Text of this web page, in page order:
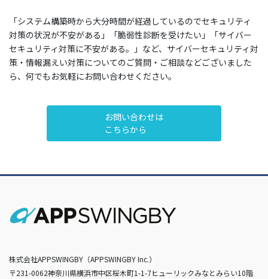
「システム構築時から大分時間が経過しているのでセキュリティ
対策の状況が不安がある」「脆弱性診断を受けたい」「サイバー
セキュリティ対策に不安がある。」など、サイバーセキュリティ対
策・情報漏えい対策についてのご質問・ご相談などございました
ら、何でもお気軽にお問い合わせください。
お問い合わせは
こちらから
株式会社APPSWINGBY（APPSWINGBY Inc.）
〒231-0062神奈川県横浜市中区桜木町1-1-7ヒューリックみなとみらい10階